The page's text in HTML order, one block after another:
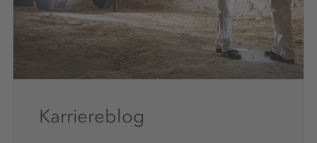
Karriereblog